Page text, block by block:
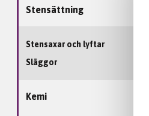
Stensättning
Stensaxar och lyftar
Släggor
Kemi